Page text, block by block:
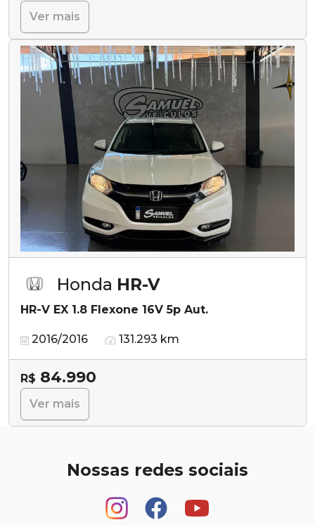
Ver mais
Honda HR-V
HR-V EX 1.8 Flexone 16V 5p Aut.
2016/2016 131.293 km
R$ 84.990
Ver mais
Nossas redes sociais